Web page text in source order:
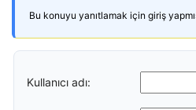
Bu konuyu yanıtlamak için giriş
Kullanıcı adı: